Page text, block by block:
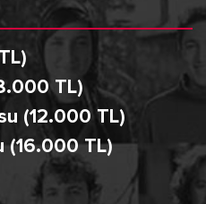
TL)
(12.000 TL)
(16.000 TL)